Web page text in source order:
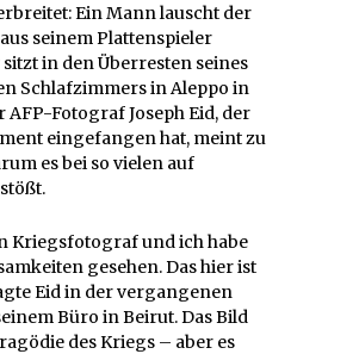
Ein Mann lauscht der
seinem Plattenspieler
in den Überresten seines
Schlafzimmers in Aleppo in
AFP-Fotograf Joseph Eid, der
eingefangen hat, meint zu
es bei so vielen auf
Kriegsfotograf und ich habe
gesehen. Das hier ist
Eid in der vergangenen
Büro in Beirut. Das Bild
des Kriegs – aber es